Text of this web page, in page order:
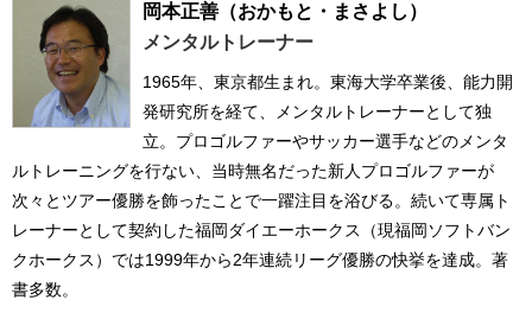
岡本正善 （おかもと・まさよし）
メンタルトレーナー
1965年、東京都生まれ。東海大学卒業後、能力開
発研究所を経て、メンタルトレーナーとして独
立。プロゴルファーやサッカー選手などのメンタ
ルトレーニングを行ない、当時無名だった新人プロゴルファーが
次々とツアー優勝を飾ったことで一躍注目を浴びる。続いて専属ト
レーナーとして契約した福岡ダイエーホークス（現福岡ソフトバン
クホークス）では1999年から2年連続リーグ優勝の快挙を達成。著
書多数。